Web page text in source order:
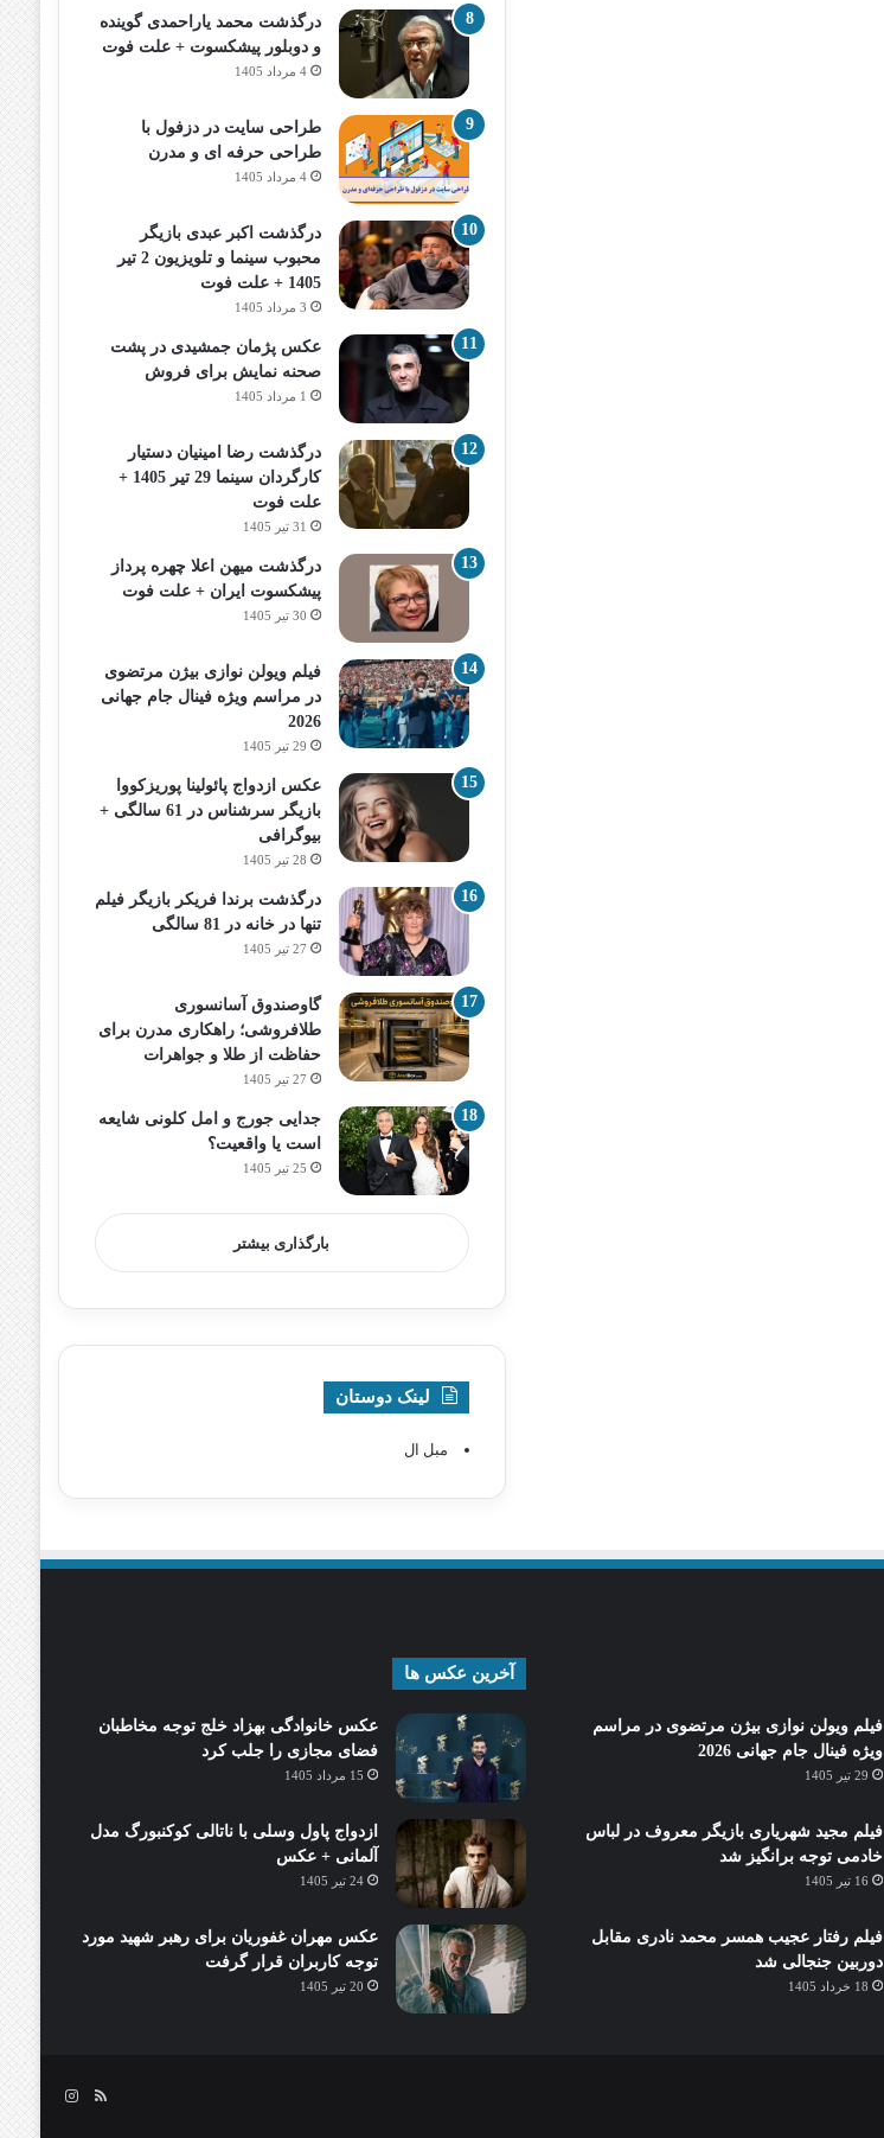
درگذشت محمد یاراحمدی گوینده
و دوبلور پیشکسوت + علت فوت
4 مرداد 1405
طراحی سایت در دزفول با
طراحی حرفه‌ ای و مدرن
4 مرداد 1405
درگذشت اکبر عبدی بازیگر
محبوب سینما و تلویزیون 2 تیر
1405 + علت فوت
3 مرداد 1405
عکس پژمان جمشیدی در پشت
صحنه نمایش برای فروش
1 مرداد 1405
درگذشت رضا امینیان دستیار
کارگردان سینما 29 تیر 1405 +
علت فوت
31 تیر 1405
درگذشت میهن اعلا چهره پرداز
پیشکسوت ایران + علت فوت
30 تیر 1405
فیلم ویولن نوازی بیژن مرتضوی
در مراسم ویژه فینال جام جهانی
2026
29 تیر 1405
عکس ازدواج پائولینا پوریزکووا
بازیگر سرشناس در 61 سالگی +
بیوگرافی
28 تیر 1405
درگذشت برندا فریکر بازیگر فیلم
تنها در خانه در 81 سالگی
27 تیر 1405
گاوصندوق آسانسوری
طلافروشی؛ راهکاری مدرن برای
حفاظت از طلا و جواهرات
27 تیر 1405
جدایی جورج و امل کلونی شایعه
است یا واقعیت؟
25 تیر 1405
بارگذاری بیشتر
لینک دوستان
مبل ال
فیلم ویولن نوازی بیژن مرتضوی در مراسم
ویژه فینال جام جهانی 2026
29 تیر 1405
فیلم مجید شهریاری بازیگر معروف در لباس
خادمی توجه برانگیز شد
16 تیر 1405
فیلم رفتار عجیب همسر محمد نادری مقابل
دوربین جنجالی شد
18 خرداد 1405
آخرین عکس ها
عکس خانوادگی بهزاد خلج توجه مخاطبان
فضای مجازی را جلب کرد
15 مرداد 1405
ازدواج پاول وسلی با ناتالی کوکنبورگ مدل
آلمانی + عکس
24 تیر 1405
عکس مهران غفوریان برای رهبر شهید مورد
توجه کاربران قرار گرفت
20 تیر 1405
خوراکاینستاگرام